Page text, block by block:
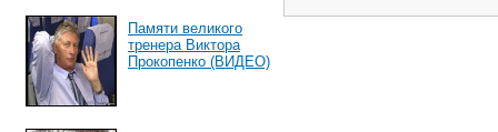
Памяти великого
тренера Виктора
Прокопенко (ВИДЕО)